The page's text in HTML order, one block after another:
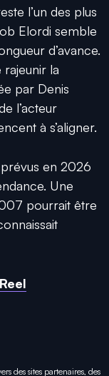
l’un des plus
Elordi semble
d’avance.
la
par Denis
l’acteur
à s’aligner.
prévus en 2026
Une
pourrait être
des sites partenaires, des